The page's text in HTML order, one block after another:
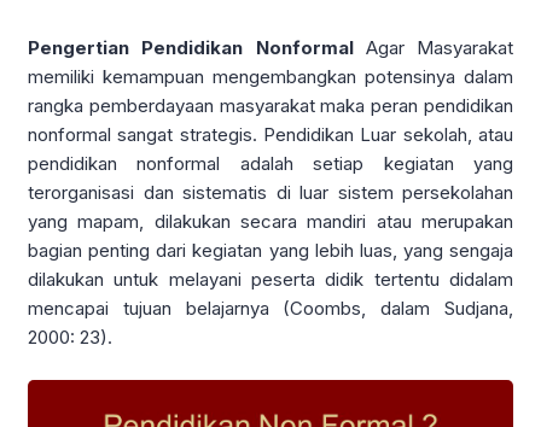
Pengertian Pendidikan NonformalAgar Masyarakat
memiliki kemampuan mengembangkan potensinya dalam
rangka pemberdayaan masyarakat maka peran pendidikan
nonformal sangat strategis. Pendidikan Luar sekolah, atau
pendidikan nonformal adalah setiap kegiatan yang
terorganisasi dan sistematis di luar sistem persekolahan
yang mapam, dilakukan secara mandiri atau merupakan
bagian penting dari kegiatan yang lebih luas, yang sengaja
dilakukan untuk melayani peserta didik tertentu didalam
mencapai tujuan belajarnya (Coombs, dalam Sudjana,
2000: 23).